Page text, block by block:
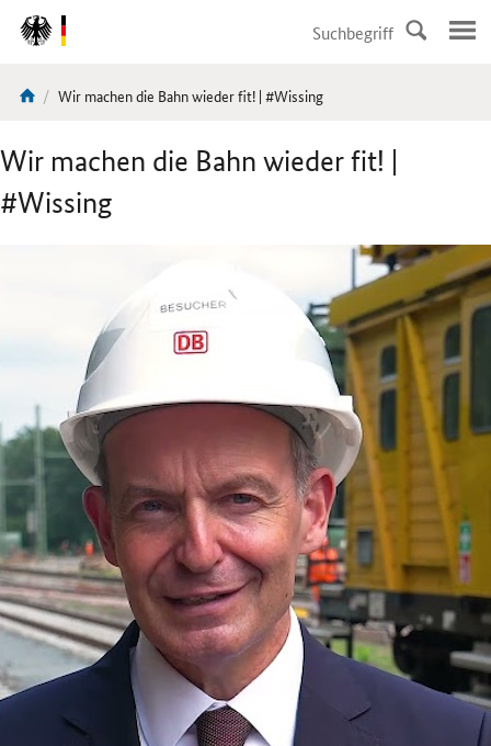
DirektZu:
Navigation
Sie
hier:
Aktuelle
Wir machen die Bahn wieder fit! | #Wissing
Wir machen die Bahn wieder fit! |
#Wissing